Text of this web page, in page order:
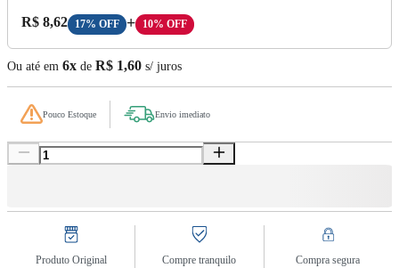
Preço A Vista:
R$ 8,62 17% OFF + 10% OFF
Ou até em 6x de R$ 1,60 s/ juros
Pouco Estoque Envio imediato
Produto Original Compre tranquilo Compra segura